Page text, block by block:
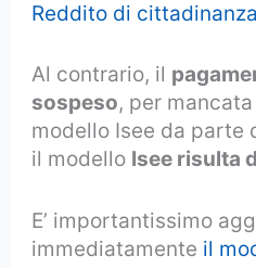
Reddito di
Al contrario, il
sospeso, per
modello Isee da parte
il modello Isee risulta
E’ importantissimo
immediatamente il